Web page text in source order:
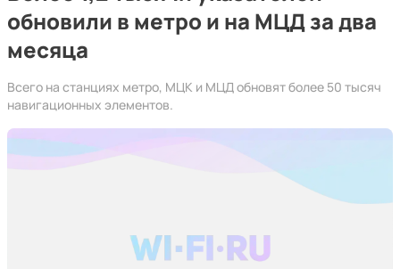
обновили в метро и на МЦД за два
месяца
Всего на станциях метро, МЦК и МЦД обновят более 50 тысяч
навигационных элементов.